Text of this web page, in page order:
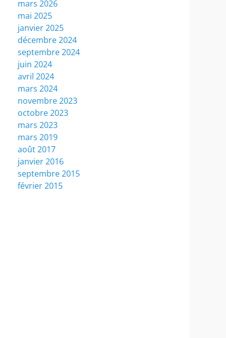
mars 2026
mai 2025
janvier 2025
décembre 2024
septembre 2024
juin 2024
avril 2024
mars 2024
novembre 2023
octobre 2023
mars 2023
mars 2019
août 2017
janvier 2016
septembre 2015
février 2015